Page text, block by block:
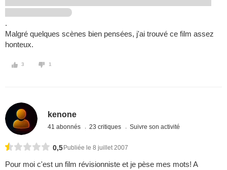
.
Malgré quelques scènes bien pensées, j'ai trouvé ce film assez
honteux.
3 1
kenone
41 abonnés 23 critiques Suivre son activité
0,5 Publiée le 8 juillet 2007
Pour moi c'est un film révisionniste et je pèse mes mots! A